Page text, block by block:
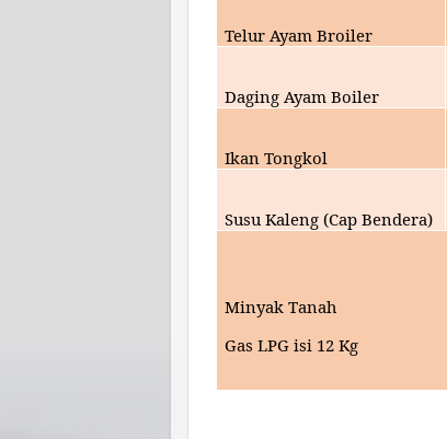
Telur Ayam Broiler
Daging Ayam Boiler
Ikan Tongkol
Susu Kaleng (Cap Bendera)
Minyak Tanah
Gas LPG isi 12 Kg